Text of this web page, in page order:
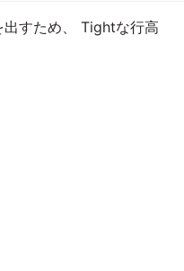
すため、 Tightな行高